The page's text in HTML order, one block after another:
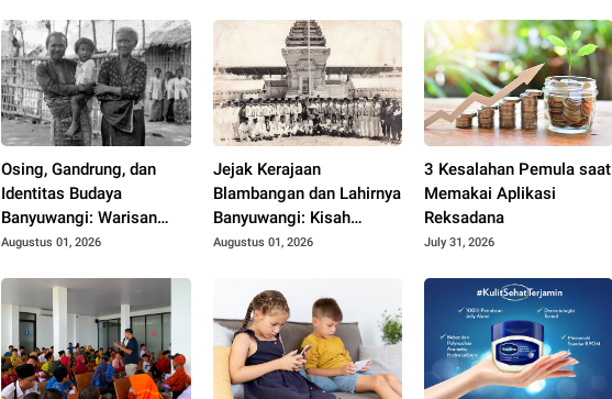
Osing, Gandrung, dan
Identitas Budaya
Banyuwangi: Warisan
Blambangan yang Tetap
Augustus 01, 2026
Jejak Kerajaan
Blambangan dan Lahirnya
Banyuwangi: Kisah
Kerajaan Hindu Terakhir
Augustus 01, 2026
3 Kesalahan Pemula saat
Memakai Aplikasi
Reksadana
July 31, 2026